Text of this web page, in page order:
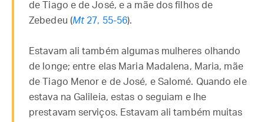
de Tiago e de José, e a mãe dos filhos de
Zebedeu (Mt27, 55-56).
Estavam ali também algumas mulheres olhando
de longe; entre elas Maria Madalena, Maria, mãe
de Tiago Menor e de José, e Salomé. Quando ele
estava na Galileia, estas o seguiam e lhe
prestavam serviços. Estavam ali também muitas